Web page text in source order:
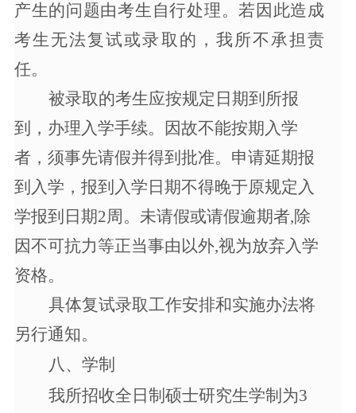
产生的问题由考生自行处理。若因此造成
考生无法复试或录取的，我所不承担责
任。
被录取的考生应按规定日期到所报
到，办理入学手续。因故不能按期入学
者，须事先请假并得到批准。申请延期报
到入学，报到入学日期不得晚于原规定入
学报到日期2周。未请假或请假逾期者,除
因不可抗力等正当事由以外,视为放弃入学
资格。
具体复试录取工作安排和实施办法将
另行通知。
八、 学制
我所招收全日制硕士研究生学制为3